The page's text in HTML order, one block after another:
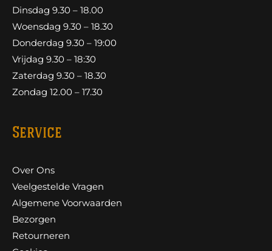
Dinsdag 9.30 – 18.00
Woensdag 9.30 – 18.30
Donderdag 9.30 – 19:00
Vrijdag 9.30 – 18:30
Zaterdag 9.30 – 18.30
Zondag 12.00 – 17.30
Service
Over Ons
Veelgestelde Vragen
Algemene Voorwaarden
Bezorgen
Retourneren